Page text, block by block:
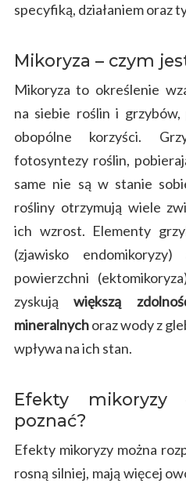
specyfiką, działaniem oraz
Mikoryza – czym
Mikoryza to określenie
na siebie roślin i
obopólne korzyści.
fotosyntezy roślin,
same nie są w stanie
rośliny otrzymują wiele
ich wzrost. Elementy
(zjawisko
powierzchni
zyskująwiększą
mineralnychoraz wody z
wpływa na ich stan.
Efekty
poznać?
Efekty mikoryzy można
rosną silniej, mają więcej